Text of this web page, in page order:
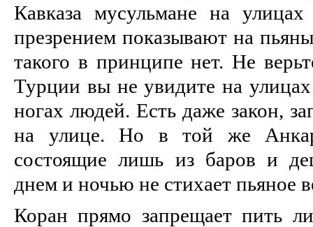
Кавказа мусульмане на
презрением показывают на
такого в принципе нет. Не
Турции вы не увидите на
ногах людей. Есть даже закон,
на улице. Но в той же
состоящие лишь из баров и
днем и ночью не стихает пьяное
Коран прямо запрещает пить